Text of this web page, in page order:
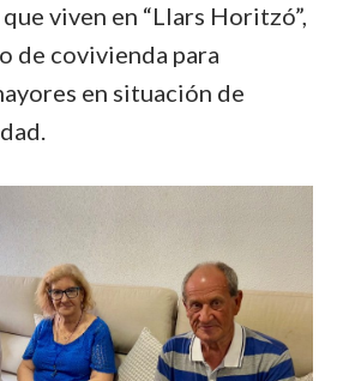
viven en “Llars Horitzó”,
de covivienda para
en situación de